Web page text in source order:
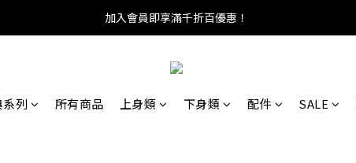
加入會員即享滿千折百優惠！
列 所有商品 上身類 下身類 配件 SALE